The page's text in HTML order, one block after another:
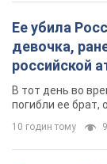
Ее убила
девочка,
российской
область.
В тот день во
погибли ее брат,
10 годин тому